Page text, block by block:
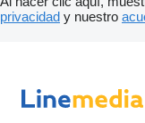
privacidad y nuestro